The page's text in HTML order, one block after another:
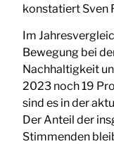
konstatiert Sven
Im
Bewegung bei
Nachhaltigkeit
2023 noch 19
sind es in der
Der Anteil der
Stimmenden